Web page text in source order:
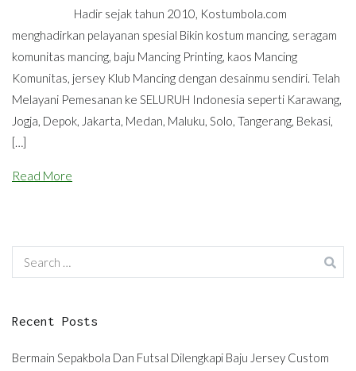
Hadir sejak tahun 2010, Kostumbola.com
menghadirkan pelayanan spesial Bikin kostum mancing, seragam
komunitas mancing, baju Mancing Printing, kaos Mancing
Komunitas, jersey Klub Mancing dengan desainmu sendiri. Telah
Melayani Pemesanan ke SELURUH Indonesia seperti Karawang,
Jogja, Depok, Jakarta, Medan, Maluku, Solo, Tangerang, Bekasi,
[…]
Read More
Search
for:
Recent Posts
Bermain Sepakbola Dan Futsal Dilengkapi Baju Jersey Custom